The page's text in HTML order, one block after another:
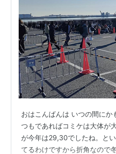
おはこんばんは いつの間に
つもであればコミケは大体が
が今年は29,30でしたね。と
てるわけですから折角なので